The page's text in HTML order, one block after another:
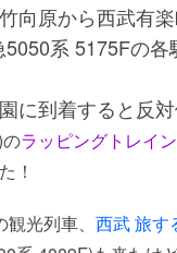
向原から西武有
系 5175Fの
に到着すると反
ラッピングトレイン
！
光列車、 西武 旅す